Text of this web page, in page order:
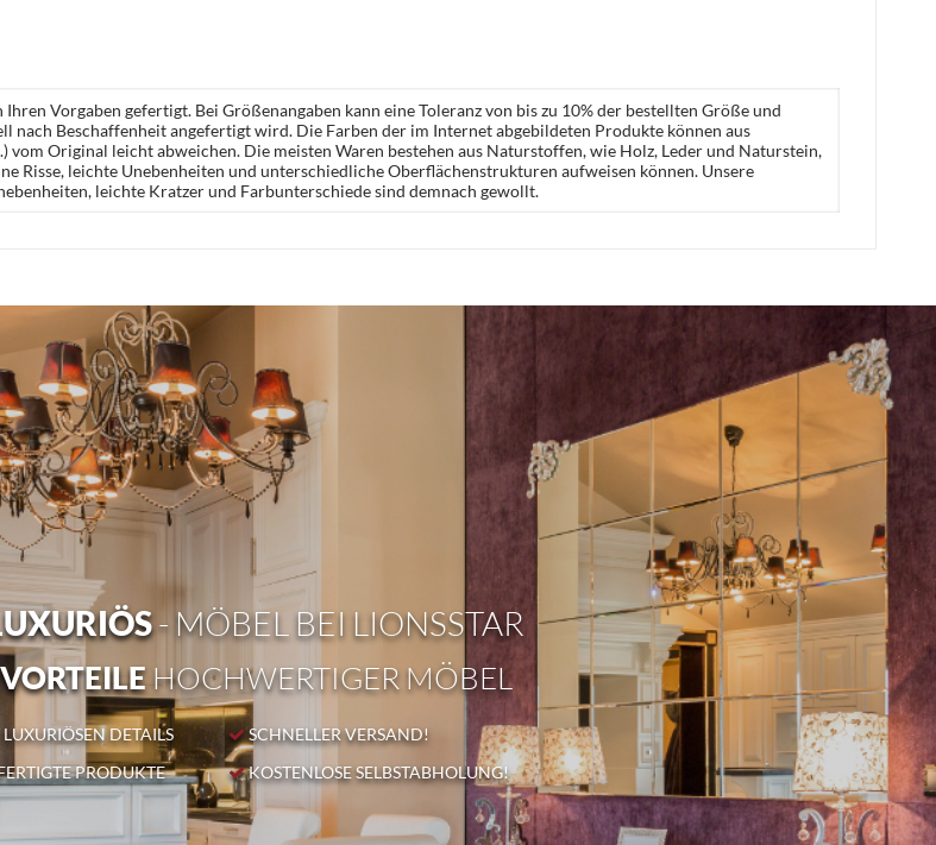
Vorgaben gefertigt. Bei Größenangaben kann eine Toleranz von bis zu 10% der bestellten Größe und
nach Beschaffenheit angefertigt wird. Die Farben der im Internet abgebildeten Produkte können aus
Original leicht abweichen. Die meisten Waren bestehen aus Naturstoffen, wie Holz, Leder und Naturstein,
Risse, leichte Unebenheiten und unterschiedliche Oberflächenstrukturen aufweisen können. Unsere
leichte Kratzer und Farbunterschiede sind demnach gewollt.
- MÖBEL BEI LIONSSTAR
HOCHWERTIGER MÖBEL
DETAILS
PRODUKTE
SCHNELLER VERSAND!
KOSTENLOSE SELBSTABHOLUNG!